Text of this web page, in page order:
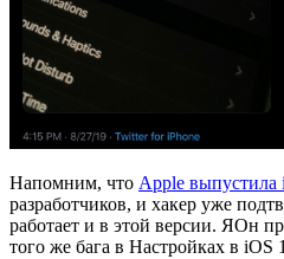
Напомним, что Apple выпустила
разработчиков, и хакер уже
работает и в этой версии. ЯОн
того же бага в Настройках в iOS